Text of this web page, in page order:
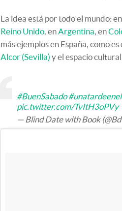
La idea está por todo el mundo:
Reino Unido, enArgentina, en
más ejemplos en España, como
Alcor (Sevilla) y el espacio
#BuenSabado
pic.twitter.com/TvItH3oPVy
— Blind Date with Book